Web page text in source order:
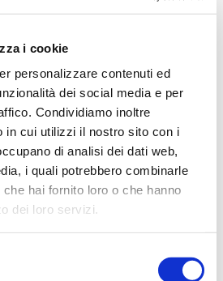
i cookie
personalizzare contenuti ed
dei social media e per
Condividiamo inoltre
in cui utilizzi il nostro sito con i
di analisi dei dati web,
i quali potrebbero combinarle
hai fornito loro o che hanno
dei loro servizi.
la visione,